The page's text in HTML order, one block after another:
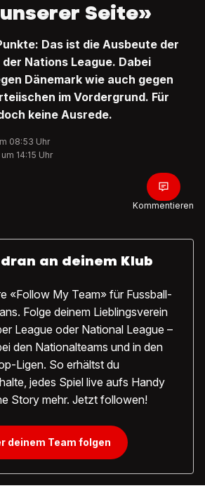
Seite»
Das ist die Ausbeute der
Nations League. Dabei
Dänemark wie auch gegen
im Vordergrund. Für
keine Ausrede.
08:53 Uhr
14:15 Uhr
Kommentieren
an deinem Klub
«Follow My Team» für Fussball-
Folge deinem Lieblingsverein
League oder National League –
den Nationalteams und in den
Ligen. So erhältst du
jedes Spiel live aufs Handy
Story mehr. Jetzt followen!
deinem Team folgen